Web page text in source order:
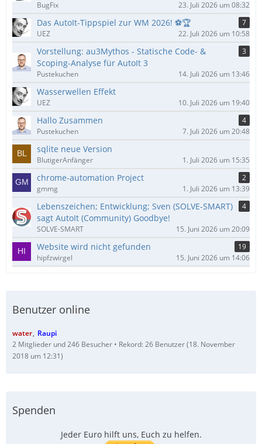
e
BugFix
23. Juli 2026 um 08:32
Das AutoIt-Tippspiel zur WM 2026! ⚽🏆
7
UEZ
22. Juli 2026 um 10:58
Vorstellung: au3Mythos - Statische Code- &
Scoping-Analyse für AutoIt 3
3
Pustekuchen 14. Juli 2026 um 13:46
Wasserwellen Effekt
UEZ 10. Juli 2026 um 19:40
Hallo Zusammen
4
Pustekuchen
7. Juli 2026 um 20:48
sqlite neue Version
BlutigerAnfänger 1. Juli 2026 um 15:35
chrome-automation Project
2
gmmg
1. Juli 2026 um 13:39
Lebenszeichen; Entwicklung; Sven (SOLVE-SMART)
sagt AutoIt (Community) Goodbye!
4
SOLVE-SMART 15. Juni 2026 um 20:09
Website wird nicht gefunden
19
hipfzwirgel
15. Juni 2026 um 14:06
Benutzer online
water Raupi
2 Mitglieder und 246 Besucher
Rekord: 26 Benutzer (18. November
2018 um 12:31)
Spenden
Jeder Euro hilft uns, Euch zu helfen.